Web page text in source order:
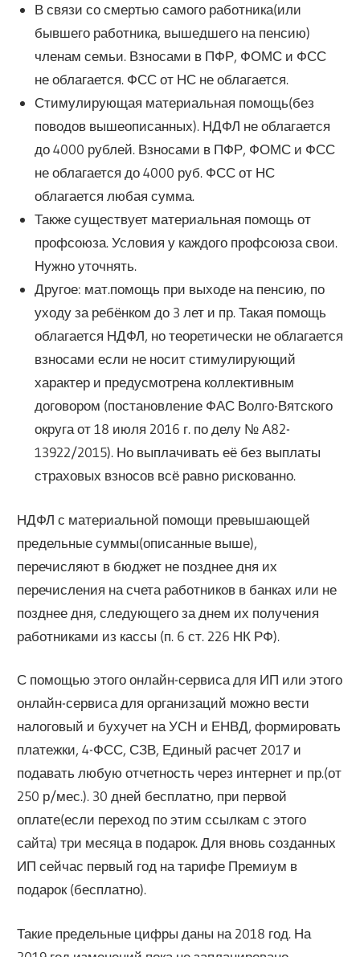
В связи со смертью самого работника(или
бывшего работника, вышедшего на пенсию)
членам семьи. Взносами в ПФР, ФОМС и ФСС
не облагается. ФСС от НС не облагается.
Стимулирующая материальная помощь(без
поводов вышеописанных). НДФЛ не облагается
до 4000 рублей. Взносами в ПФР, ФОМС и ФСС
не облагается до 4000 руб. ФСС от НС
облагается любая сумма.
Также существует материальная помощь от
профсоюза. Условия у каждого профсоюза свои.
Нужно уточнять.
Другое: мат.помощь при выходе на пенсию, по
уходу за ребёнком до 3 лет и пр. Такая помощь
облагается НДФЛ, но теоретически не облагается
взносами если не носит стимулирующий
характер и предусмотрена коллективным
договором (постановление ФАС Волго-Вятского
округа от 18 июля 2016 г. по делу № А82-
13922/2015). Но выплачивать её без выплаты
страховых взносов всё равно рискованно.
НДФЛ с материальной помощи превышающей
предельные суммы(описанные выше),
перечисляют в бюджет не позднее дня их
перечисления на счета работников в банках или не
позднее дня, следующего за днем их получения
работниками из кассы (п. 6 ст. 226 НК РФ).
С помощью этого онлайн-сервиса для ИП или этого
онлайн-сервиса для организаций можно вести
налоговый и бухучет на УСН и ЕНВД, формировать
платежки, 4-ФСС, СЗВ, Единый расчет 2017 и
подавать любую отчетность через интернет и пр.(от
250 р/мес.). 30 дней бесплатно, при первой
оплате(если переход по этим ссылкам с этого
сайта) три месяца в подарок. Для вновь созданных
ИП сейчас первый год на тарифе Премиум в
подарок (бесплатно).
Такие предельные цифры даны на 2018 год. На